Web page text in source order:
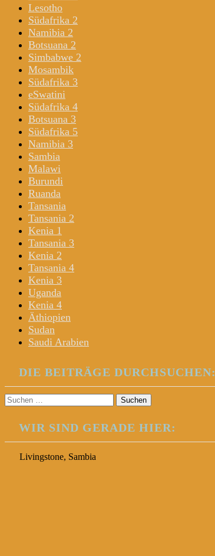
Lesotho
Südafrika 2
Namibia 2
Botsuana 2
Simbabwe 2
Mosambik
Südafrika 3
eSwatini
Südafrika 4
Botsuana 3
Südafrika 5
Namibia 3
Sambia
Malawi
Burundi
Ruanda
Tansania
Tansania 2
Kenia 1
Tansania 3
Kenia 2
Tansania 4
Kenia 3
Uganda
Kenia 4
Äthiopien
Sudan
Saudi Arabien
DIE BEITRÄGE DURCHSUCHEN:
Suchen
nach:
WIR SIND GERADE HIER:
Livingstone, Sambia